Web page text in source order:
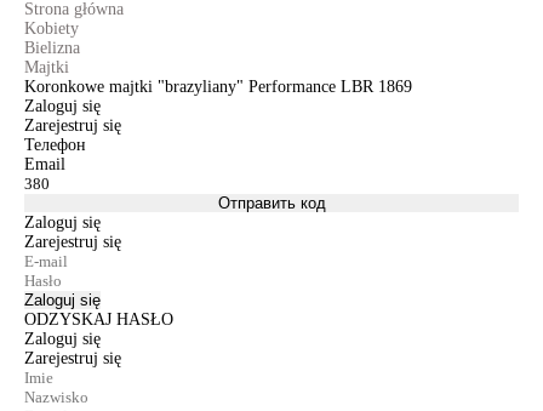
Strona główna
Kobiety
Bielizna
Majtki
Koronkowe majtki "brazyliany" Performance LBR 1869
Zaloguj się
Zarejestruj się
Телефон
Email
Отправить код
Zaloguj się
Zarejestruj się
Zaloguj się
ODZYSKAJ HASŁO
Zaloguj się
Zarejestruj się